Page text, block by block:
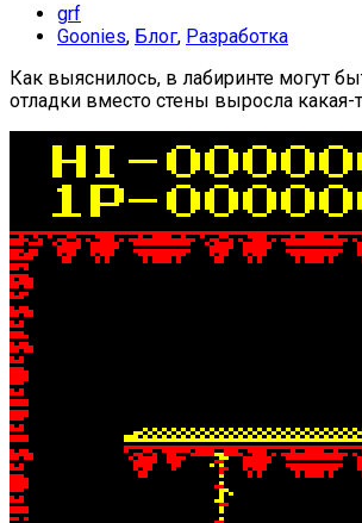
grf
Goonies, Блог, Разработка
Как выяснилось, в лабиринте могут
отладки вместо стены выросла какая-